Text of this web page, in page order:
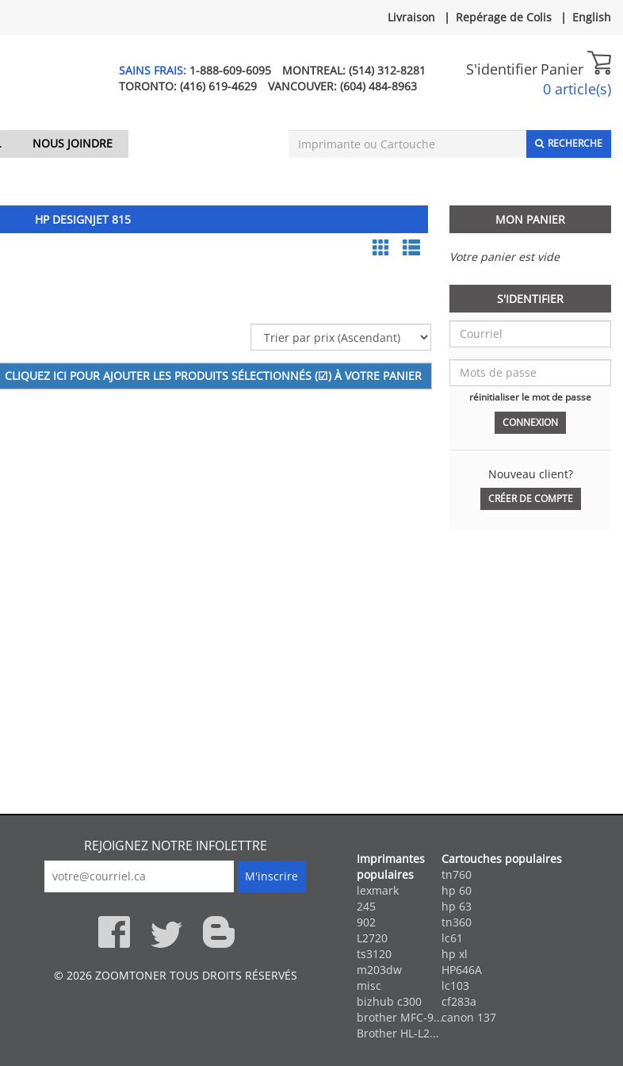
Livraison | Repérage de Colis | English
SAINS FRAIS: 1-888-609-6095 MONTREAL: (514) 312-8281
TORONTO: (416) 619-4629 VANCOUVER: (604) 484-8963
S'identifier Panier
0 article(s)
NOUS JOINDRE RECHERCHE
HP DESIGNJET 815 MON PANIER
Votre panier est vide
S'IDENTIFIER
réinitialiser le mot de passe
Nouveau client?
CRÉER DE COMPTE
REJOIGNEZ NOTRE INFOLETTRE
© 2026 ZOOMTONER TOUS DROITS RÉSERVÉS
Imprimantes
populaires
lexmark
245
902
L2720
ts3120
m203dw
misc
bizhub c300
brother MFC-9...
Brother HL-L2...
Cartouches populaires
tn760
hp 60
hp 63
tn360
lc61
hp xl
HP646A
lc103
cf283a
canon 137